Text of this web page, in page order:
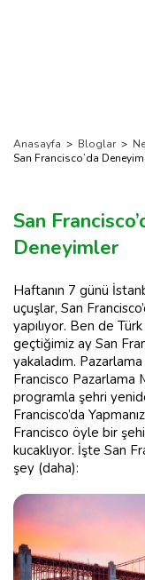
Anasayfa > Bloglar >
San Francisco’da
San
Deneyimler
Haftanın 7 günü
uçuşlar, San
yapılıyor. Ben de
geçtiğimiz ay San
yakaladım.
Francisco
programla şehri
Francisco’da
Francisco öyle bir
kucaklıyor. İşte San
şey (daha):